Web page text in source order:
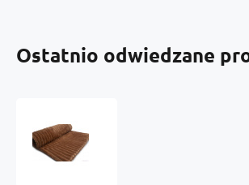
Ostatnio odwiedzane